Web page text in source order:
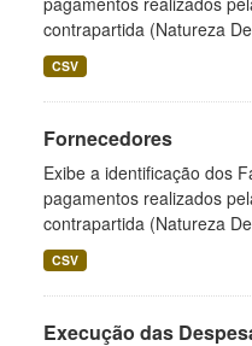
contrapartida (Natureza
CSV
Fornecedores
Exibe a identificação dos
pagamentos realizados
contrapartida (Natureza
CSV
Execução das